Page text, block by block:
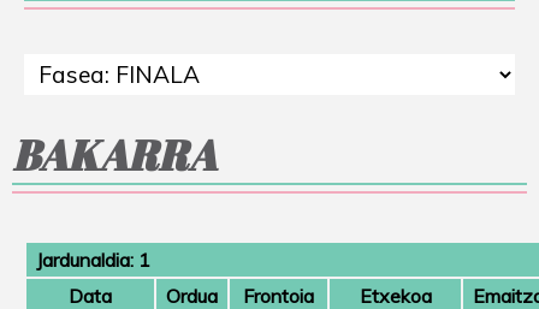
BAKARRA
Jardunaldia: 1
Data
Ordua Frontoia Etxekoa